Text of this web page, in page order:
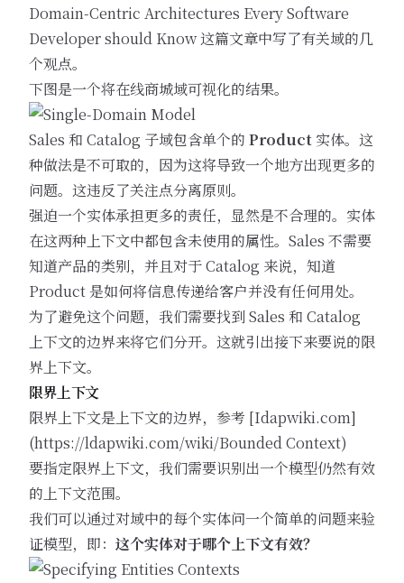
Domain-Centric Architectures Every Software
Developer should Know这篇文章中写了有关域的几
个观点。
下图是一个将在线商城域可视化的结果。
Sales 和 Catalog 子域包含单个的 Product 实体。这
种做法是不可取的，因为这将导致一个地方出现更多的
问题。这违反了关注点分离原则。
强迫一个实体承担更多的责任，显然是不合理的。实体
在这两种上下文中都包含未使用的属性。Sales 不需要
知道产品的类别，并且对于 Catalog 来说，知道
Product 是如何将信息传递给客户并没有任何用处。
为了避免这个问题，我们需要找到 Sales 和 Catalog
上下文的边界来将它们分开。这就引出接下来要说的限
界上下文。
限界上下文
限界上下文是上下文的边界，参考 [Idapwiki.com]
(https://ldapwiki.com/wiki/BoundedContext)
要指定限界上下文，我们需要识别出一个模型仍然有效
的上下文范围。
我们可以通过对域中的每个实体问一个简单的问题来验
证模型，即： 这个实体对于哪个上下文有效？